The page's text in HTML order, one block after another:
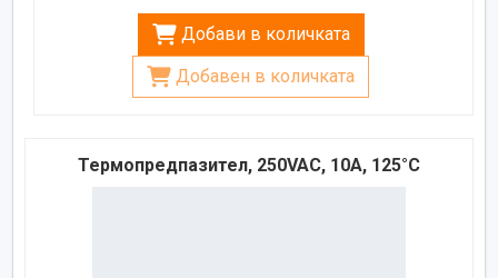
Добави в количката
Добавен в количката
Термопредпазител, 250VAC, 10A, 125°C